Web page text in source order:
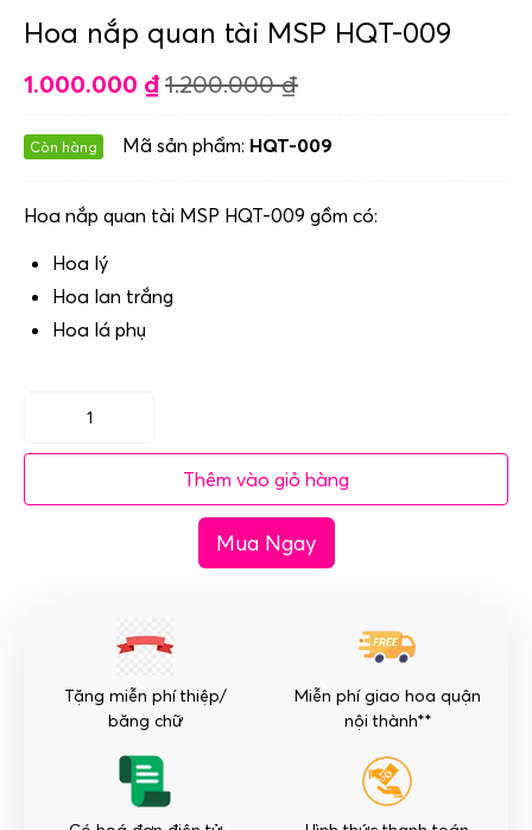
Hoa nắp quan tài MSP HQT-009
1.000.000 ₫ 1.200.000₫
Còn hàng Mã sản phẩm: HQT-009
Hoa nắp quan tài MSP HQT-009 gồm có:
Hoa lý
Hoa lan trắng
Hoa lá phụ
Hoa
nắp
lượng
Thêm vào giỏ hàng
Mua Ngay
Tặng miễn phí thiệp/
băng chữ
Miễn phí giao hoa quận
nội thành**